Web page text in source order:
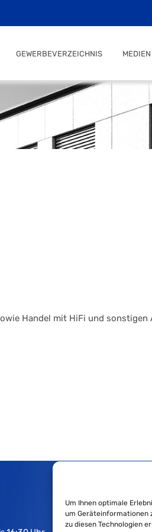
Um Ihnen optimale
um Geräteinformationen
zu diesen Technologien
GEWERBEVERZEICHNIS
Handel mit HiFi und
Cookie-